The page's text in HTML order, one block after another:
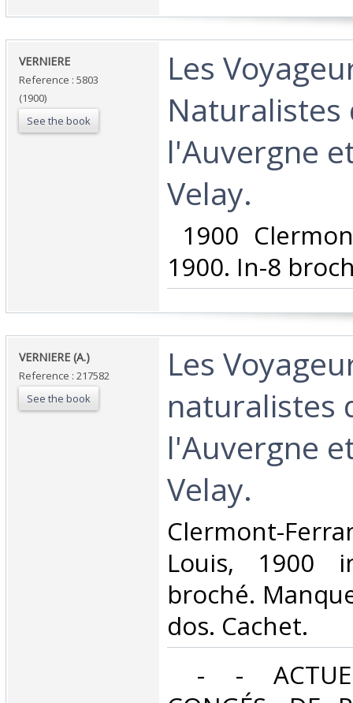
‎VERNIERE‎
Reference : 5803
(1900)
See the book
‎Les
Naturalistes
l'Auvergne
Velay. ‎
1900
1900. In-8
‎VERNIERE (A.)‎
Reference : 217582
See the book
‎Les
naturalistes
l'Auvergne
Velay.‎
‎Clermont-
Louis, 1900
broché.
dos. Cachet.‎
- -